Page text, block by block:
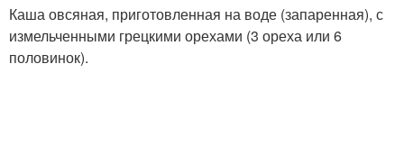
Каша овсяная, приготовленная на воде (запаренная), с
измельченными грецкими орехами (3 ореха или 6
половинок).